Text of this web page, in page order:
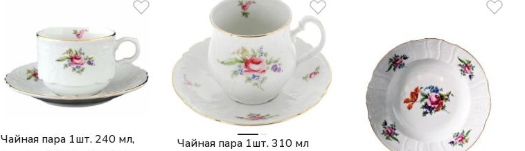
Чайная пара 1шт. 240 мл,
Чайная пара 1шт. 310 мл